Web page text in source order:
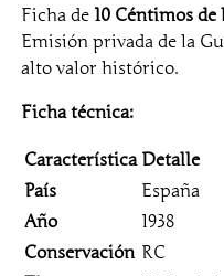
1
9
3
–
s
p
a
ñ
Ficha de 10 Céntimos de
Emisión privada de la
alto valor histórico.
Ficha técnica:
Característica Detalle
País
España
Año
1938
Conservación RC